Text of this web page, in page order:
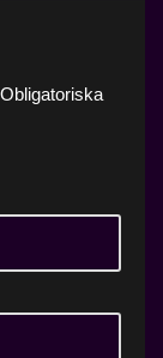
Obligatoriska